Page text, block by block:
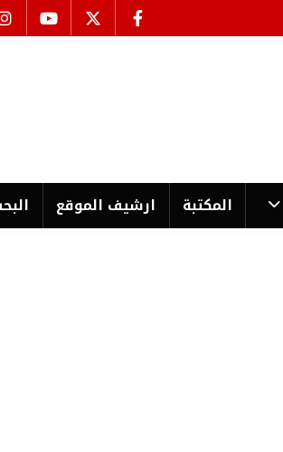
المكتبة ارشیف الموقع